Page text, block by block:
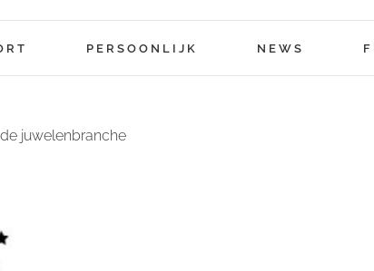
PERSOONLIJK NEWS
juwelenbranche